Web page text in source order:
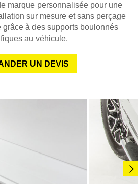
marque personnalisée pour une
sur mesure et sans perçage
à des supports boulonnés
au véhicule.
UN DEVIS